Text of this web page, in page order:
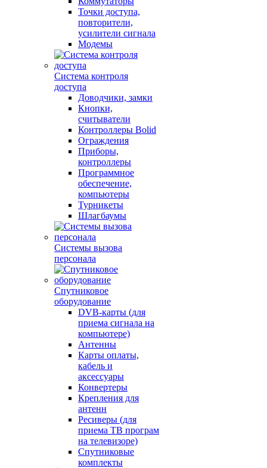
Точки доступа,
повторители,
усилители сигнала
Модемы
Система контроля
доступа
Доводчики, замки
Кнопки,
считыватели
Контроллеры Bolid
Ограждения
Приборы,
контроллеры
Программное
обеспечение,
компьютеры
Турникеты
Шлагбаумы
Системы вызова
персонала
Спутниковое
оборудование
DVB-карты (для
приема сигнала на
компьютере)
Антенны
Карты оплаты,
кабель и
аксессуары
Конвертеры
Крепления для
антенн
Ресиверы (для
приема ТВ програм
на телевизоре)
Спутниковые
комплекты